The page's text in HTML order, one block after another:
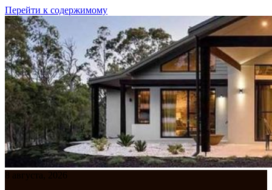
Перейти к содержимому
8 августа, 2026